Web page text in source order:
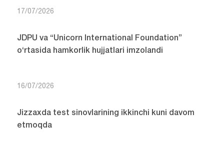
17/07/2026
JDPU va “Unicorn International Foundation”
o‘rtasida hamkorlik hujjatlari imzolandi
16/07/2026
Jizzaxda test sinovlarining ikkinchi kuni davom
etmoqda